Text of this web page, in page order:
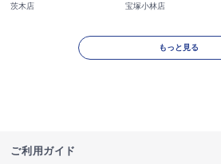
茨木店
宝塚小林店
もっと見る
ご利用ガイド